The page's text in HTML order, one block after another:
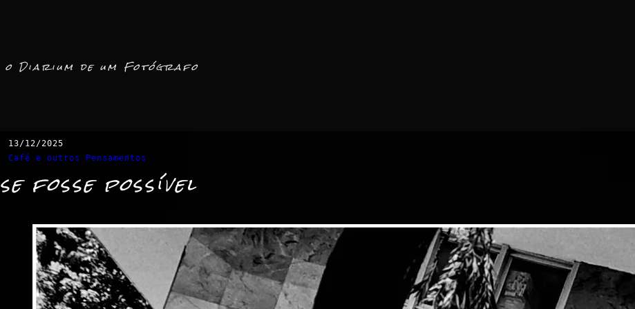
o Diarium de um Fotógrafo
13/12/2025
Café e outros Pensamentos
se fosse possível